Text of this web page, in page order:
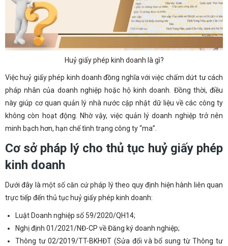
Huỷ giấy phép kinh doanh là gì?
Việc huỷ giấy phép kinh doanh đồng nghĩa với việc chấm dứt tư cách
pháp nhân của doanh nghiệp hoặc hộ kinh doanh. Đồng thời, điều
này giúp cơ quan quản lý nhà nước cập nhật dữ liệu về các công ty
không còn hoạt động. Nhờ vậy, việc quản lý doanh nghiệp trở nên
minh bạch hơn, hạn chế tình trạng công ty “ma”.
Cơ sở pháp lý cho thủ tục huỷ giấy phép
kinh doanh
Dưới đây là một số căn cứ pháp lý theo quy định hiện hành liên quan
trực tiếp đến thủ tục huỷ giấy phép kinh doanh:
Luật Doanh nghiệp số 59/2020/QH14;
Nghị định 01/2021/NĐ-CP về Đăng ký doanh nghiệp;
Thông tư 02/2019/TT-BKHĐT (Sửa đổi và bổ sung từ Thông tư